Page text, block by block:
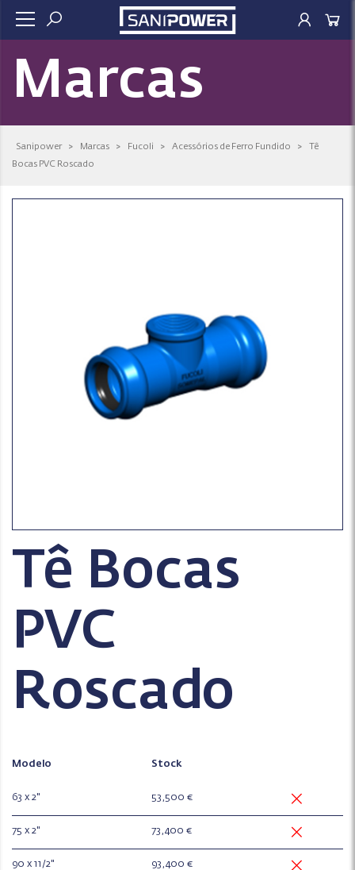
Marcas
Sanipower > Marcas > Fucoli > Acessórios de Ferro Fundido >
Tê
Bocas PVC Roscado
Tê Bocas
PVC
Roscado
Modelo Stock
63 x 2" 53,500 €
75 x 2" 73,400 €
90 x 11/2" 93,400 €